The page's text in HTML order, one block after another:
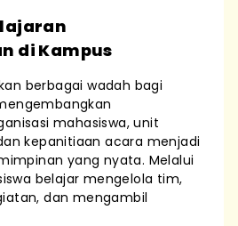
di Kampus
berbagai wadah bagi
mahasiswa, unit
kepanitiaan acara menjadi
yang nyata. Melalui
belajar mengelola tim,
dan mengambil